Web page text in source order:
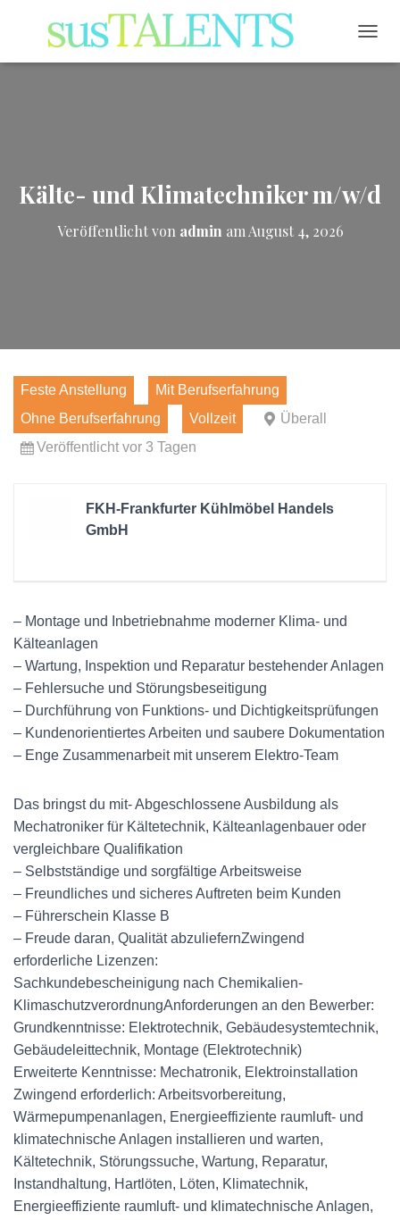
Kälte- und Klimatechniker m/w/d
Veröffentlicht von admin am August 4, 2026
Feste Anstellung
Mit Berufserfahrung
Ohne Berufserfahrung
Vollzeit
Überall
Veröffentlicht vor 3 Tagen
FKH-Frankfurter Kühlmöbel Handels
GmbH
– Montage und Inbetriebnahme moderner Klima- und
Kälteanlagen
– Wartung, Inspektion und Reparatur bestehender Anlagen
– Fehlersuche und Störungsbeseitigung
– Durchführung von Funktions- und Dichtigkeitsprüfungen
– Kundenorientiertes Arbeiten und saubere Dokumentation
– Enge Zusammenarbeit mit unserem Elektro-Team
Das bringst du mit- Abgeschlossene Ausbildung als
Mechatroniker für Kältetechnik, Kälteanlagenbauer oder
vergleichbare Qualifikation
– Selbstständige und sorgfältige Arbeitsweise
– Freundliches und sicheres Auftreten beim Kunden
– Führerschein Klasse B
– Freude daran, Qualität abzuliefernZwingend
erforderliche Lizenzen:
Sachkundebescheinigung nach Chemikalien-
KlimaschutzverordnungAnforderungen an den Bewerber:
Grundkenntnisse: Elektrotechnik, Gebäudesystemtechnik,
Gebäudeleittechnik, Montage (Elektrotechnik)
Erweiterte Kenntnisse: Mechatronik, Elektroinstallation
Zwingend erforderlich: Arbeitsvorbereitung,
Wärmepumpenanlagen, Energieeffiziente raumluft- und
klimatechnische Anlagen installieren und warten,
Kältetechnik, Störungssuche, Wartung, Reparatur,
Instandhaltung, Hartlöten, Löten, Klimatechnik,
Energieeffiziente raumluft- und klimatechnische Anlagen,